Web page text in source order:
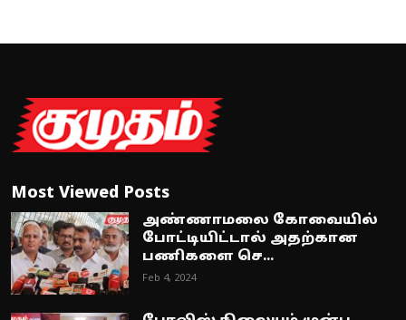
Most Viewed Posts
அண்ணாமலை கோவையில்
போட்டியிட்டால் அதற்கான
பணிகளை செ...
Feb 4, 2024